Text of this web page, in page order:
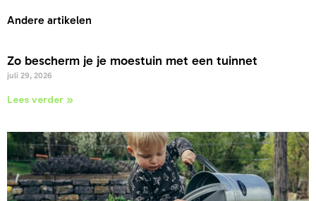
Andere artikelen
Zo bescherm je je moestuin met een tuinnet
juli 29, 2026
Lees verder »